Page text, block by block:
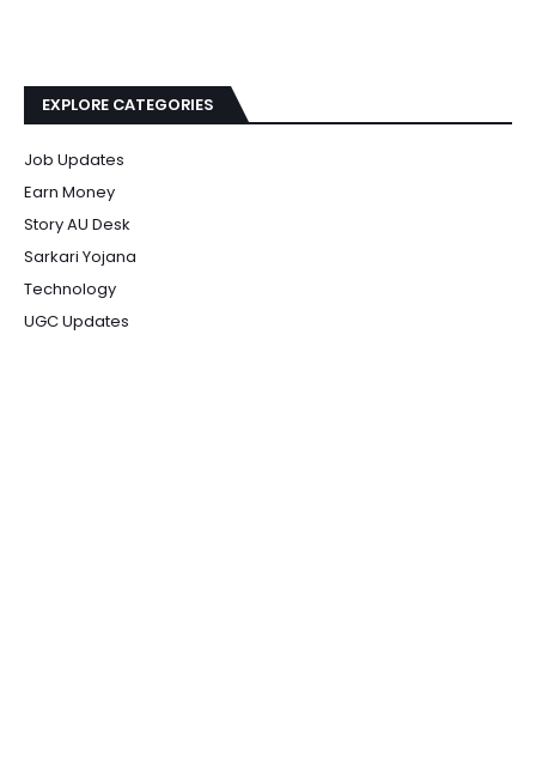
EXPLORE CATEGORIES
Job Updates
Earn Money
Story AU Desk
Sarkari Yojana
Technology
UGC Updates